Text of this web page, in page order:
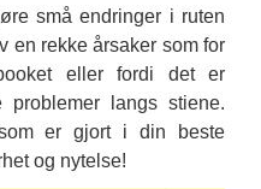
små endringer i ruten
en rekke årsaker som for
eller fordi det er
problemer langs stiene.
er gjort i din beste
og nytelse!